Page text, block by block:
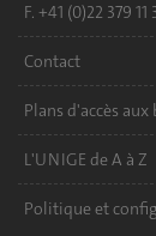
F. +41 (0)22 379 11
Contact
Plans d'accès
L'UNIGE de A à Z
Politique et